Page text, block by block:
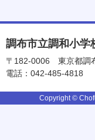
調布市立調和小学
〒182-0006
東京都調
電話：042-485-4818
Copyright ©